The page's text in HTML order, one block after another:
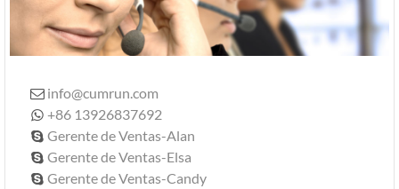
 info@cumrun.com
 +86 13926837692
 Gerente de Ventas-Alan
 Gerente de Ventas-Elsa
 Gerente de Ventas-Candy